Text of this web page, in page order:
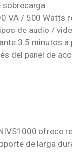
sobrecarga.
VA / 500 Watts
de audio /
3.5 minutos
del panel de
ofrece
de larga